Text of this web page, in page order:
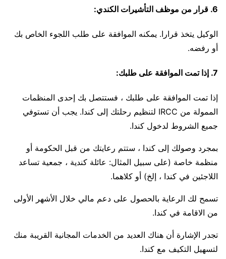
6. قرار من موظف التأشيرات الكندي:
الوكيل يتخذ قرارا. يمكنه الموافقة على طلب اللجوء الخاص بك
أو رفضه.
7. إذا تمت الموافقة على طلبك:
إذا تمت الموافقة على طلبك ، فستتصل بك إحدى المنظمات
الممولة من IRCC لتنظيم رحلتك إلى كندا. يجب أن تستوفي
جميع الشروط لدخول كندا.
بمجرد وصولك إلى كندا ، ستتم رعايتك من قبل الحكومة أو
منظمة خاصة (على سبيل المثال: عائلة كندية ، جمعية تساعد
اللاجئين في كندا ، إلخ) أو كلاهما.
تسمح لك الرعاية بالحصول على دعم مالي خلال الأشهر الأولى
من الاقامة في كندا.
تجدر الإشارة أن هناك العديد من الخدمات المجانية القريبة منك
لتسهيل التكيف مع كندا.